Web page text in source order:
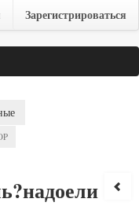
Зарегистрироваться